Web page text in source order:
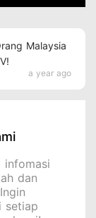
a year ago
Malaysia
infomasi
dan
setiap